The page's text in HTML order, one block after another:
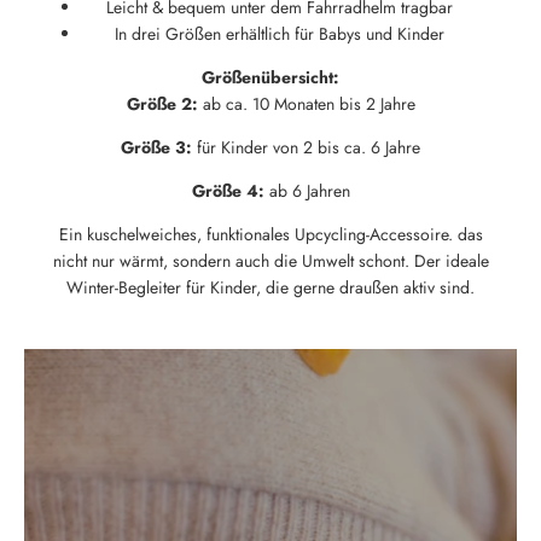
Leicht & bequem unter dem Fahrradhelm tragbar
In drei Größen erhältlich für Babys und Kinder
Größenübersicht:
Größe 2: ab ca. 10 Monaten bis 2 Jahre
Größe 3: für Kinder von 2 bis ca. 6 Jahre
Größe 4: ab 6 Jahren
Ein kuschelweiches, funktionales Upcycling-Accessoire. das
nicht nur wärmt, sondern auch die Umwelt schont. Der ideale
Winter-Begleiter für Kinder, die gerne draußen aktiv sind.
Melde dich jetzt für unseren Newsletter an und erhalte einen 10%